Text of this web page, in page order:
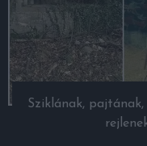
Sziklának,